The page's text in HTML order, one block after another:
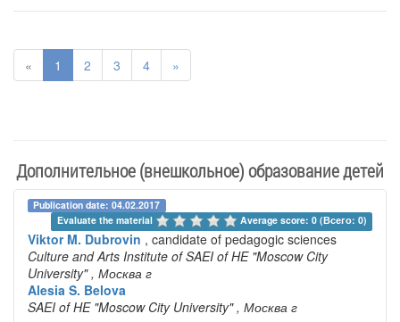
« 1 2 3 4 »
Дополнительное (внешкольное) образование детей
Publication date: 04.02.2017
Evaluate the material
Average score: 0 (Всего: 0)
Viktor M. Dubrovin , candidate of pedagogic sciences
Culture and Arts Institute of SAEI of HE "Moscow City
University" , Москва г
Alesia S. Belova
SAEI of HE "Moscow City University" , Москва г